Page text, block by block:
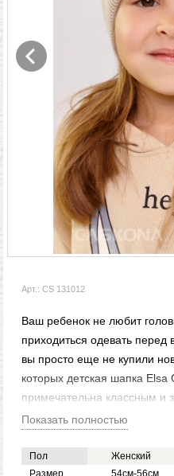
Арт.: CS 131012
Ваш ребенок не любит
приходиться одевать
вы просто еще не купили
которых детская шапка
примечательна классным и
удлиненной макушкой и
вы точно сможете
Показать полностью
Пол
Женский